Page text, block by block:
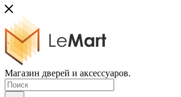
Магазин дверей и аксессуаров.